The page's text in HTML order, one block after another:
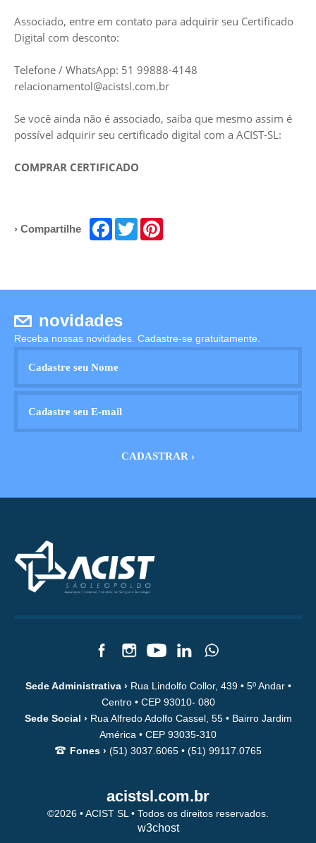
Associado, entre em contato para adquirir seu Certificado
Digital com desconto:
Telefone / WhatsApp: 51 99888-4148
relacionamentol@acistsl.com.br
Se você ainda não é associado, saiba que mesmo assim é
possível adquirir seu certificado digital com a ACIST-SL:
COMPRAR CERTIFICADO
› Compartilhe Facebook
Twitter
novidades
Receba nossas novidades. Cadastre-se gratuitamente.
Sede Administrativa › Rua Lindolfo Collor, 439 • 5º Andar •
Centro • CEP 93010- 080
Sede Social › Rua Alfredo Adolfo Cassel, 55 • Bairro Jardim
América • CEP 93035-310
Fones › (51) 3037.6065 • (51) 99117.0765
acistsl.com.br
©2026 • ACIST SL • Todos os direitos reservados.
w3chost